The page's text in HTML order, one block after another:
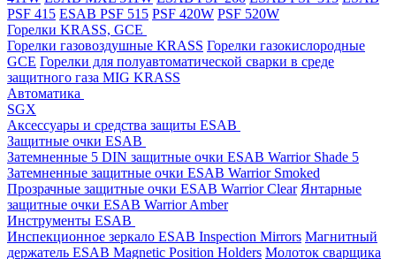
PSF 415 ESAB PSF 515 PSF 420W PSF 520W
Горелки KRASS, GCE
Горелки газовоздушные KRASS Горелки газокислородные
GCE Горелки для полуавтоматической сварки в среде
защитного газа MIG KRASS
Автоматика
SGX
Аксессуары и средства защиты ESAB
Защитные очки ESAB
Затемненные 5 DIN защитные очки ESAB Warrior Shade 5
Затемненные защитные очки ESAB Warrior Smoked
Прозрачные защитные очки ESAB Warrior Clear Янтарные
защитные очки ESAB Warrior Amber
Инструменты ESAB
Инспекционное зеркало ESAB Inspection Mirrors Магнитный
держатель ESAB Magnetic Position Holders Молоток сварщика